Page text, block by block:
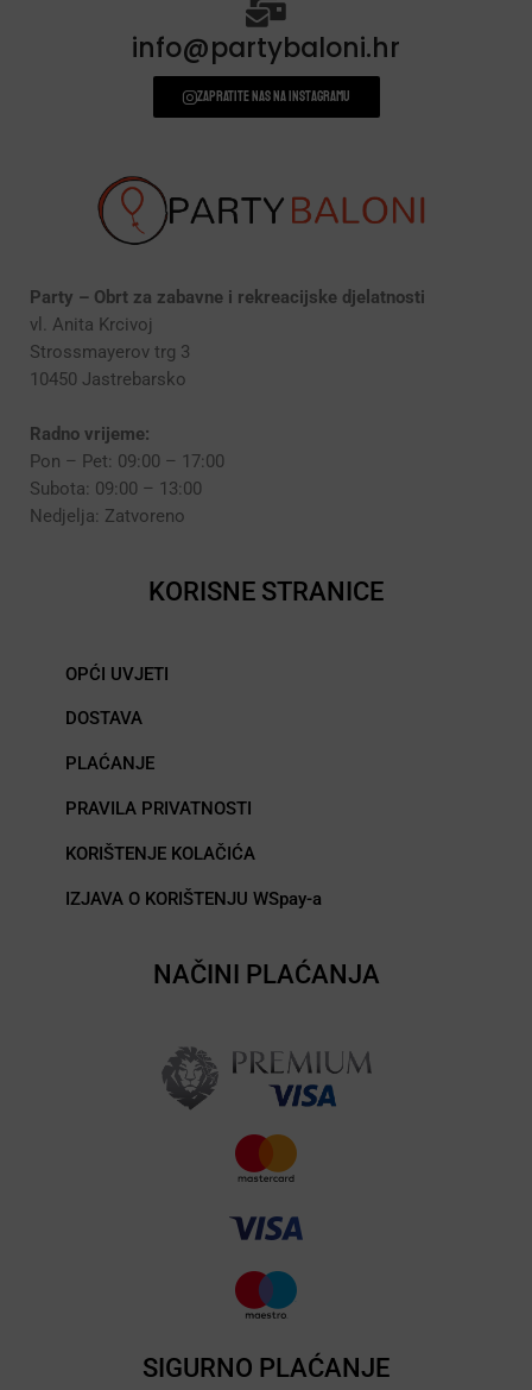
info@partybaloni.hr
Zapratite nas na instagramu
Party – Obrt za zabavne i rekreacijske djelatnosti
vl. Anita Krcivoj
Strossmayerov trg 3
10450 Jastrebarsko
Radno vrijeme:
Pon – Pet: 09:00 – 17:00
Subota: 09:00 – 13:00
Nedjelja: Zatvoreno
KORISNE STRANICE
OPĆI UVJETI
DOSTAVA
PLAĆANJE
PRAVILA PRIVATNOSTI
KORIŠTENJE KOLAČIĆA
IZJAVA O KORIŠTENJU WSpay-a
NAČINI PLAĆANJA
SIGURNO PLAĆANJE